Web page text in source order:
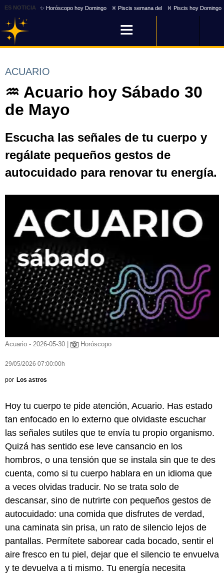
ES NOTICIA ✨ Horóscopo hoy Domingo ♓ Piscis semana del ♓ Piscis hoy Domingo
ACUARIO
♒ Acuario hoy Sábado 30
de Mayo
Escucha las señales de tu cuerpo y
regálate pequeños gestos de
autocuidado para renovar tu energía.
Acuario - 2026-05-30 | Horóscopo
29/05/2026 07:00:00h
por Los astros
Hoy tu cuerpo te pide atención, Acuario. Has estado
tan enfocado en lo externo que olvidaste escuchar
las señales sutiles que te envía tu propio organismo.
Quizá has sentido ese leve cansancio en los
hombros, o una tensión que se instala sin que te des
cuenta, como si tu cuerpo hablara en un idioma que
a veces olvidas traducir. No se trata solo de
descansar, sino de nutrirte con pequeños gestos de
autocuidado: una comida que disfrutes de verdad,
una caminata sin prisa, un rato de silencio lejos de
pantallas. Permítete saborear cada bocado, sentir el
aire fresco en tu piel, dejar que el silencio te envuelva
y te devuelva a ti mismo. Tu energía necesita